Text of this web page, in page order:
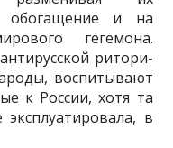
обогащение и на
гегемона.
ритори­
воспитывают
к России, хотя та
в